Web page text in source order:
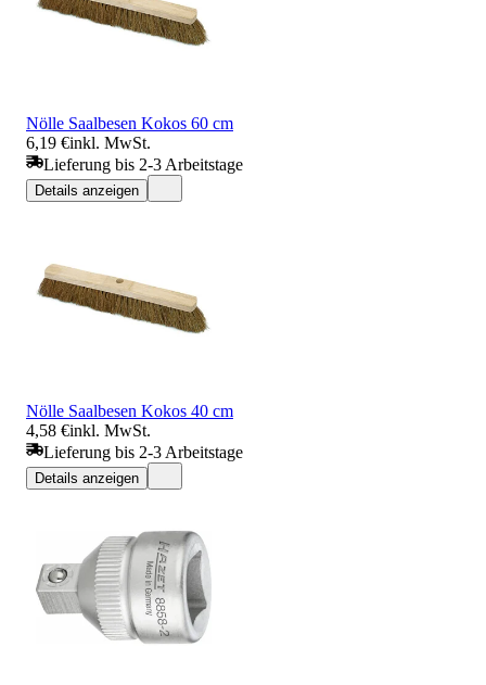
Nölle Saalbesen Kokos 60 cm
6,19 €inkl. MwSt.
Lieferung bis 2-3 Arbeitstage
Details anzeigen
Nölle Saalbesen Kokos 40 cm
4,58 €inkl. MwSt.
Lieferung bis 2-3 Arbeitstage
Details anzeigen